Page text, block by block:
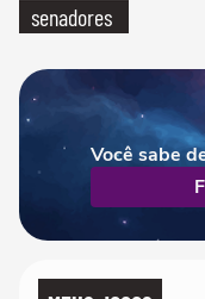
senadores
Você sabe